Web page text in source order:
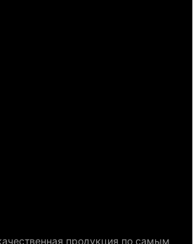
продукция по самым